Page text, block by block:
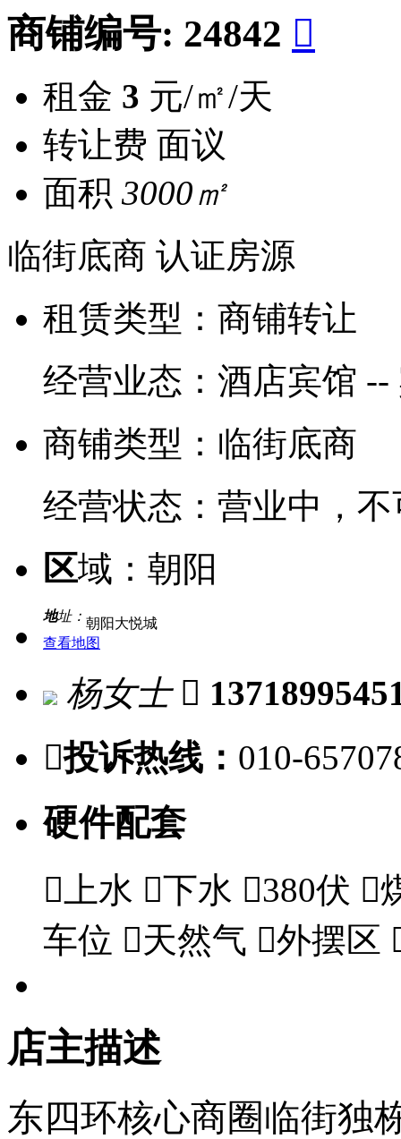
商铺编号: 24842 
租金 3 元/㎡/天
转让费 面议
面积 3000㎡
临街底商 认证房源
租赁类型： 商铺转让
经营业态： 酒店宾馆 --
商铺类型： 临街底商
经营状态： 营业中，
区域： 朝阳
地址： 朝阳大悦城
查看地图
杨女士 
投诉热线： 010-
硬件配套
 上水 下水 380伏 
车位 天然气 外摆区
店主描述
东四环核心商圈临街独